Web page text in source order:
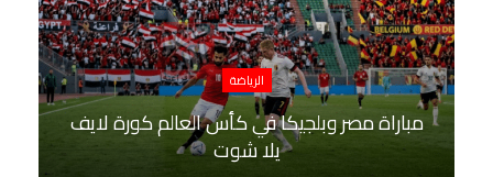
الرياضة
مباراة مصر وبلجيكا في كأس العالم كورة لايف
يلا شوت